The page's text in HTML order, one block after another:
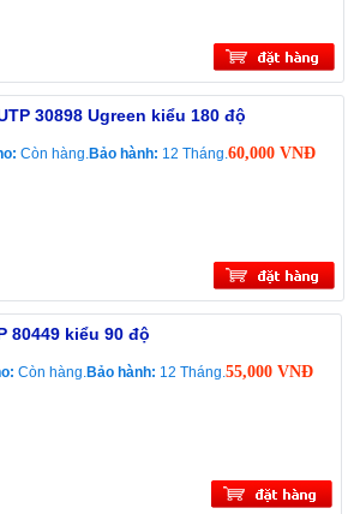
30898 Ugreen kiểu 180 độ
Còn hàng.Bảo hành: 12 Tháng.60,000 VNĐ
80449 kiểu 90 độ
Còn hàng.Bảo hành: 12 Tháng.55,000 VNĐ